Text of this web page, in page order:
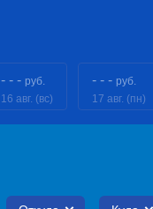
- - - руб.
16 авг. (вс)
- - - руб.
17 авг. (пн)